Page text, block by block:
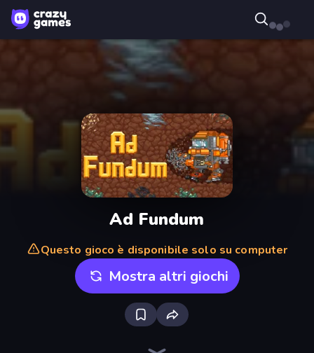
Ad Fundum
Questo gioco è disponibile solo su computer
Mostra altri giochi